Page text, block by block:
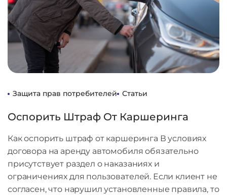
Защита прав потребителей Статьи
Оспорить Штраф От Каршеринга
Как оспорить штраф от каршеринга В условиях
договора на аренду автомобиля обязательно
присутствует раздел о наказаниях и
ограничениях для пользователей. Если клиент не
согласен, что нарушил установленные правила, то